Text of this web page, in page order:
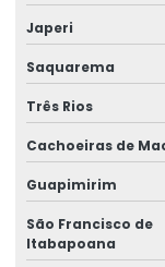
Freio para ponte
Gancho para ponte
Importadora de
Importadora de
Inspeção De
Instalação de
Japeri
Saquarema
Três Rios
Cachoeiras de
Guapimirim
São Francisco de
Itabapoana